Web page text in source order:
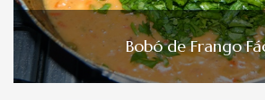
Bobó de Frango